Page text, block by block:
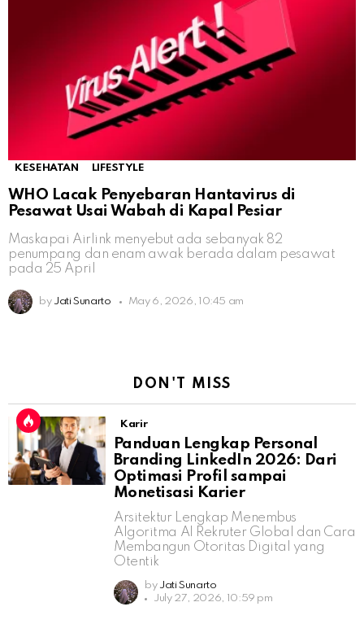
KESEHATAN LIFESTYLE
WHO Lacak Penyebaran Hantavirus di
Pesawat Usai Wabah di Kapal Pesiar
Maskapai Airlink menyebut ada sebanyak 82
penumpang dan enam awak berada dalam pesawat
pada 25 April
by Jati Sunarto May 6, 2026, 10:45 am
DON'T MISS
Karir
Panduan Lengkap Personal
Branding LinkedIn 2026: Dari
Optimasi Profil sampai
Monetisasi Karier
Arsitektur Lengkap Menembus
Algoritma AI Rekruter Global dan Cara
Membangun Otoritas Digital yang
Otentik
by Jati Sunarto
July 27, 2026, 10:59 pm